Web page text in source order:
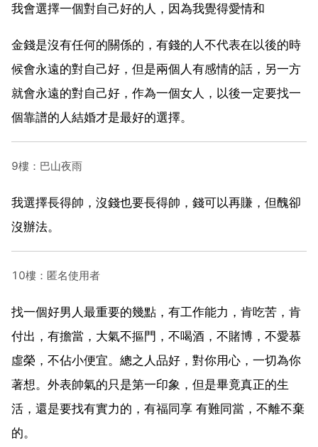
我會選擇一個對自己好的人，因為我覺得愛情和
金錢是沒有任何的關係的，有錢的人不代表在以後的時
候會永遠的對自己好，但是兩個人有感情的話，另一方
就會永遠的對自己好，作為一個女人，以後一定要找一
個靠譜的人結婚才是最好的選擇。
9樓：巴山夜雨
我選擇長得帥，沒錢也要長得帥，錢可以再賺，但醜卻
沒辦法。
10樓：匿名使用者
找一個好男人最重要的幾點，有工作能力，肯吃苦，肯
付出，有擔當，大氣不摳門，不喝酒，不賭博，不愛慕
虛榮，不佔小便宜。總之人品好，對你用心，一切為你
著想。外表帥氣的只是第一印象，但是畢竟真正的生
活，還是要找有實力的，有福同享 有難同當，不離不棄
的。